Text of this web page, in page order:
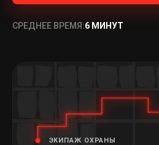
СРЕДНЕЕ ВРЕМЯ:6 МИНУТ
ЭКИПАЖ ОХРАНЫ